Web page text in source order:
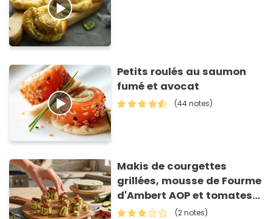
Petits roulés au saumon
fumé et avocat
(44 notes)
Makis de courgettes
grillées, mousse de Fourme
d'Ambert AOP et tomates
séchées
(2 notes)